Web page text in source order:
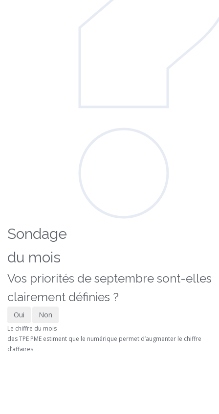
Sondage
du mois
Vos priorités de septembre sont-elles
clairement définies ?
Oui Non
Le chiffre du mois
des TPE PME estiment que le numérique permet d’augmenter le chiffre
d’affaires